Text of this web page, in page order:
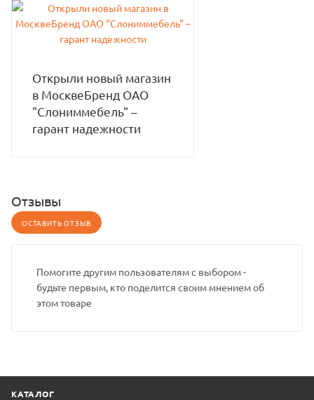
Открыли новый магазин
в МосквеБренд ОАО
"Слониммебель" –
гарант надежности
Отзывы
ОСТАВИТЬ ОТЗЫВ
Помогите другим пользователям с выбором -
будьте первым, кто поделится своим мнением об
этом товаре
КАТАЛОГ